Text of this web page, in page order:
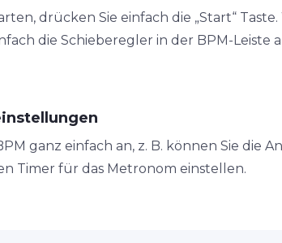
drücken Sie einfach die „Start“
die Schieberegler in der BPM-Leiste
ganz einfach an, z. B. können Sie die
Timer für das Metronom einstellen.